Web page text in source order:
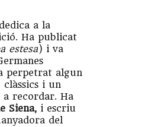
a la
Ha publicat
estesa) i va
perpetrat algun
i un
recordar. Ha
Siena, i escriu
del